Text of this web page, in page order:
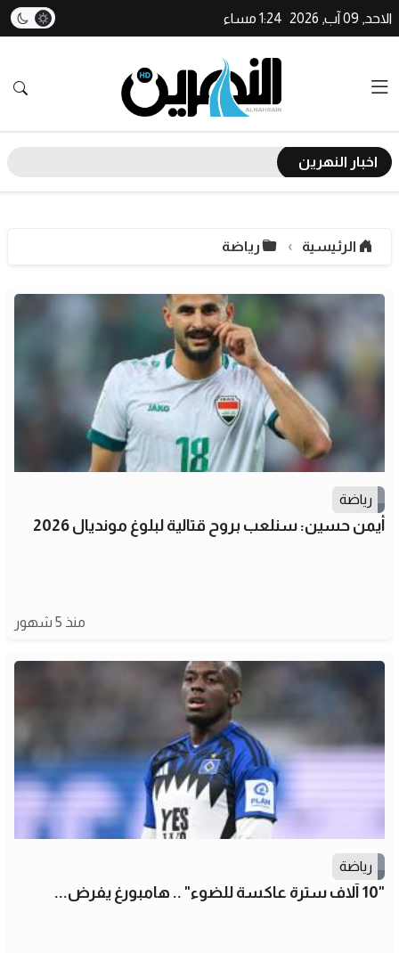
الاحد, 09 آب, 2026 1:24 مساء
اخبار النهرين
الرئيسية رياضة
رياضة
أيمن حسين: سنلعب بروح قتالية لبلوغ مونديال 2026
منذ 5 شهور
رياضة
"10 آلاف سترة عاكسة للضوء" .. هامبورغ يفرض...